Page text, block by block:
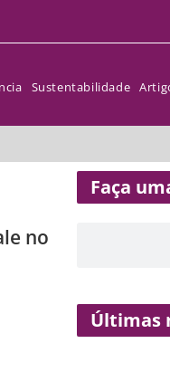
Sustentabilidade
no
Faça
Últimas